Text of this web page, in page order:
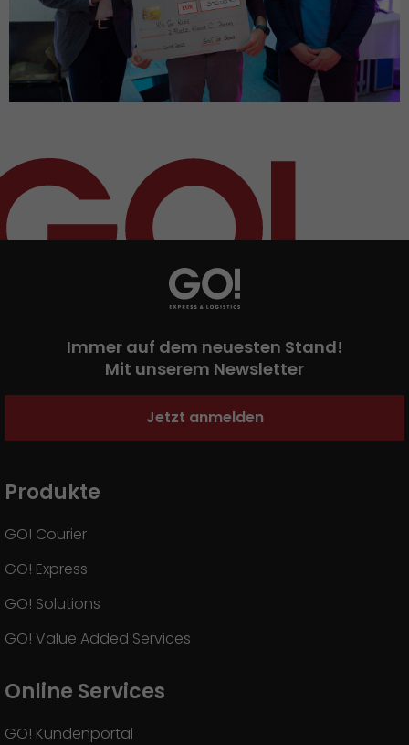
Immer auf dem neuesten Stand!
Mit unserem Newsletter
Jetzt anmelden
Produkte
GO! Courier
GO! Express
GO! Solutions
GO! Value Added Services
Online Services
GO! Kundenportal